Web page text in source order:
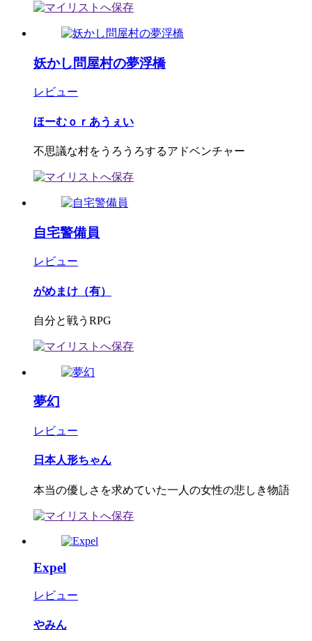
妖かし問屋村の夢浮橋
レビュー
ほーむｏｒあうぇい
不思議な村をうろうろするアドベンチャー
自宅警備員
レビュー
がめまけ（有）
自分と戦うRPG
夢幻
レビュー
日本人形ちゃん
本当の優しさを求めていた一人の女性の悲しき物語
Expel
レビュー
やみん